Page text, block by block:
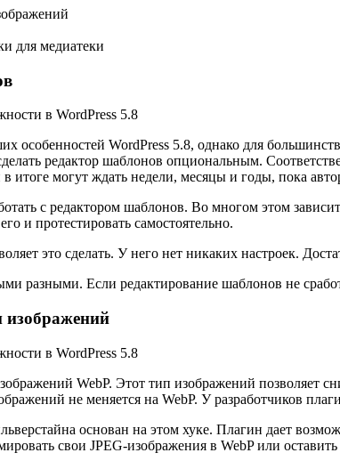
для медиатеки
особенностей WordPress 5.8, однако для
редактор шаблонов опциональным.
в итоге могут ждать недели, месяцы и годы, пока
с редактором шаблонов. Во многом этом
и протестировать самостоятельно.
это сделать. У него нет никаких настроек.
разными. Если редактирование шаблонов не
изображений
WebP. Этот тип изображений позволяет
не меняется на WebP. У разработчиков
основан на этом хуке. Плагин дает
свои JPEG-изображения в WebP или